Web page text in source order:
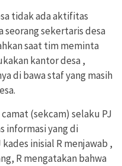
tidak ada aktifitas
seorang sekertaris desa
saat tim meminta
kantor desa ,
di bawa staf yang masih
(sekcam) selaku PJ
informasi yang di
inisial R menjawab ,
R mengatakan bahwa